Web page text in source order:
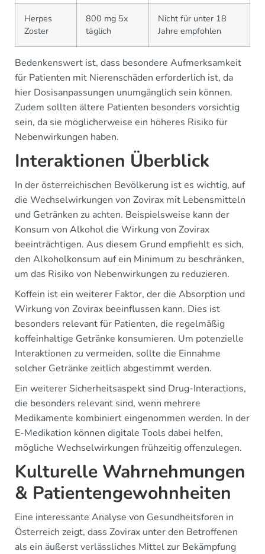
Herpes
Zoster
800 mg 5x
täglich
Nicht für unter 18
Jahre empfohlen
Bedenkenswert ist, dass besondere Aufmerksamkeit
für Patienten mit Nierenschäden erforderlich ist, da
hier Dosisanpassungen unumgänglich sein können.
Zudem sollten ältere Patienten besonders vorsichtig
sein, da sie möglicherweise ein höheres Risiko für
Nebenwirkungen haben.
Interaktionen Überblick
In der österreichischen Bevölkerung ist es wichtig, auf
die Wechselwirkungen von Zovirax mit Lebensmitteln
und Getränken zu achten. Beispielsweise kann der
Konsum von Alkohol die Wirkung von Zovirax
beeinträchtigen. Aus diesem Grund empfiehlt es sich,
den Alkoholkonsum auf ein Minimum zu beschränken,
um das Risiko von Nebenwirkungen zu reduzieren.
Koffein ist ein weiterer Faktor, der die Absorption und
Wirkung von Zovirax beeinflussen kann. Dies ist
besonders relevant für Patienten, die regelmäßig
koffeinhaltige Getränke konsumieren. Um potenzielle
Interaktionen zu vermeiden, sollte die Einnahme
solcher Getränke zeitlich abgestimmt werden.
Ein weiterer Sicherheitsaspekt sind Drug-Interactions,
die besonders relevant sind, wenn mehrere
Medikamente kombiniert eingenommen werden. In der
E-Medikation können digitale Tools dabei helfen,
mögliche Wechselwirkungen frühzeitig offenzulegen.
Kulturelle Wahrnehmungen
& Patientengewohnheiten
Eine interessante Analyse von Gesundheitsforen in
Österreich zeigt, dass Zovirax unter den Betroffenen
als ein äußerst verlässliches Mittel zur Bekämpfung